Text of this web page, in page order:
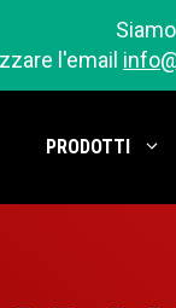
l'email
PRODOTTI